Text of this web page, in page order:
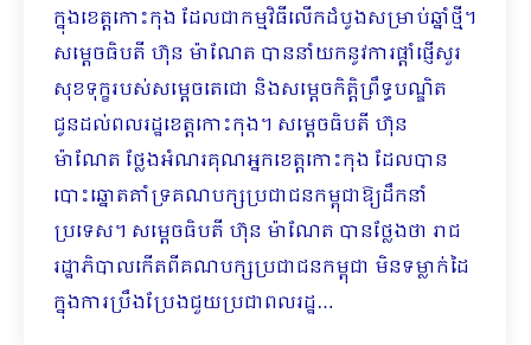
ក្នុងខេត្តកោះកុង ដែលជាកម្មវិធីលើកដំបូងសម្រាប់ឆ្នាំថ្មី។
សម្តេចធិបតី ហ៊ុន ម៉ាណែត បាននាំយកនូវការផ្តាំផ្ញើសួរ
សុខទុក្ខរបស់សម្តេចតេជោ និងសម្តេចកិត្តិព្រឹទ្ធបណ្ឌិត
ជូនដល់ពលរដ្ឋខេត្តកោះកុង។ សម្តេចធិបតី ហ៊ុន
ម៉ាណែត ថ្លែងអំណរគុណអ្នកខេត្តកោះកុង ដែលបាន
បោះឆ្នោតគាំទ្រគណបក្សប្រជាជនកម្ពុជាឱ្យដឹកនាំ
ប្រទេស។ សម្តេចធិបតី ហ៊ុន ម៉ាណែត បានថ្លែងថា រាជ
រដ្ឋាភិបាលកើតពីគណបក្សប្រជាជនកម្ពុជា មិនទម្លាក់ដៃ
ក្នុងការប្រឹងប្រែងជួយប្រជាពលរដ្ឋ…